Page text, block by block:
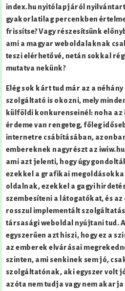
index.hu nyitólapjáról
gyakorlatilag percenkben
frissítse? Vagy részesítsünk
ami a magyar weboldalaknak
teszi elérhetővé, netán sokkal
mutatva nekünk?
Elég sok kárt tud már az a
szolgáltató is okozni, mely
külföldi konkurenseinél: noha
érdeme van rengeteg, főleg
internetre csábításában,
embereknek nagyrészt az
ami azt jelenti, hogy úgy
ezekkel a grafikai
oldalnak, ezekkel a gagyi
szembesíteni a látogatókat, és
rosszul implementált
társasági weboldal nyújtani tud.
egyszerűen azt hiszi, hogy ez a
az emberek elvárásai
szinten, ami senkinek sem jó,
szolgáltatónak, aki egyszer volt
azóta nem tudja vagy nem